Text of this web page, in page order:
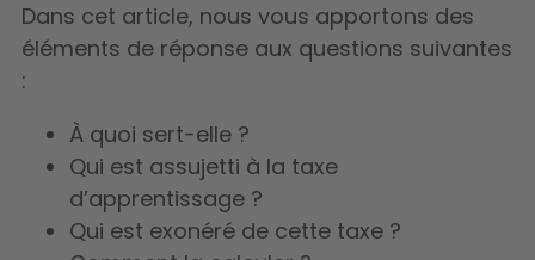
Dans cet article, nous vous apportons des
éléments de réponse aux questions suivantes
:
À quoi sert-elle ?
Qui est assujetti à la taxe
d’apprentissage ?
Qui est exonéré de cette taxe ?